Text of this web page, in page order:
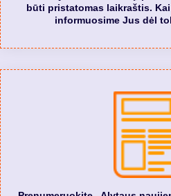
būti pristatomas laikraštis.
informuosime Jus dėl